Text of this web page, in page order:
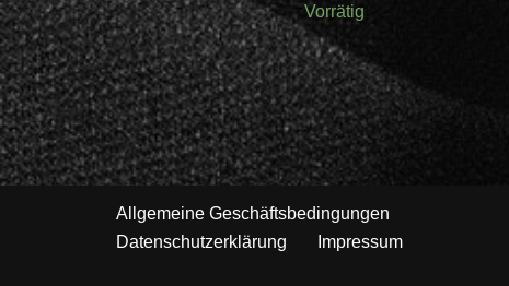
Vorrätig
Allgemeine Geschäftsbedingungen
Datenschutzerklärung
Impressum